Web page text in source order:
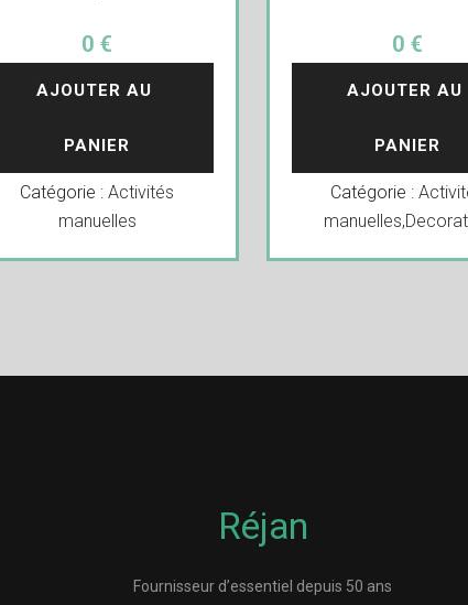
0 €
AJOUTER AU
PANIER
Catégorie :Activités
manuelles
0 €
AJOUTER AU
PANIER
Catégorie :
manuelles,
Réjan
Fournisseur d’essentiel depuis 50 ans